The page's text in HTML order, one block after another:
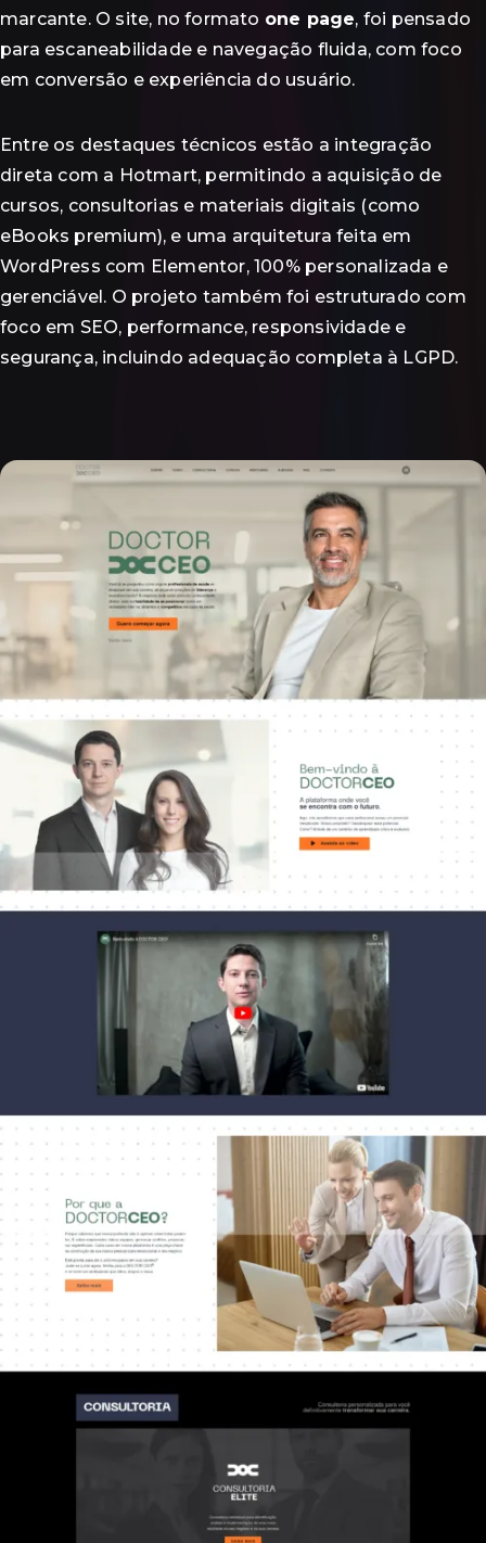
marcante. O site, no formato one page, foi pensado
para escaneabilidade e navegação fluida, com foco
em conversão e experiência do usuário.
Entre os destaques técnicos estão a integração
direta com a Hotmart, permitindo a aquisição de
cursos, consultorias e materiais digitais (como
eBooks premium), e uma arquitetura feita em
WordPress com Elementor, 100% personalizada e
gerenciável. O projeto também foi estruturado com
foco em SEO, performance, responsividade e
segurança, incluindo adequação completa à LGPD.